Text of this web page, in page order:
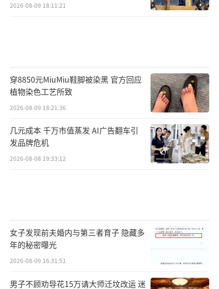
2026-08-09 18:11:21
穿8850元MiuMiu鞋脚被染黑 官方回应
植物染色工艺所致
2026-08-09 18:21:36
几元成本 千万市值蒸发 AI广告翻车引
发品牌危机
2026-08-08 19:33:12
女子发现前夫婚内与第三者育子 隐藏多
年的秘密曝光
2026-08-09 16:31:51
男子不顾劝导花15万请大师迁坟改运 迷